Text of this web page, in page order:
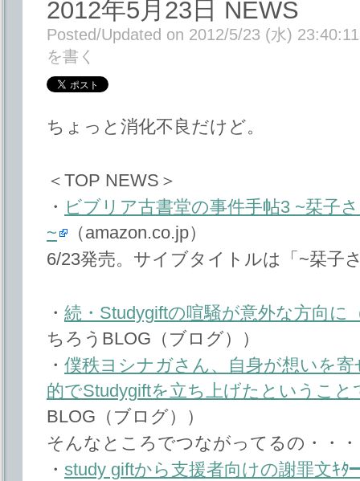
2012年5月23日 NEWS
Posted/Updated on 2012/5/23 (水) 23:40:11
を書く
ちょっと消化不良だけど。
＜TOP NEWS＞
・ ビブリア古書堂の事件手帖3 ~栞子
~
（amazon.co.jp）
6/23発売。サイブタイトルは「~栞子
・ 続・Studygiftの喧騒が意外な方向に
ちろうBLOG（ブログ））
・ 僕秩ヨシナガさん、自身が想いを
的でStudygiftを立ち上げたということ
BLOG（ブログ））
そんなところでつながってるの・・
・ study giftから支援者向けの謝